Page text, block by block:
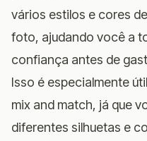
vários estilos e cores
foto, ajudando você a
confiança antes de
Isso é especialmente
mix and match, já que
diferentes silhuetas e